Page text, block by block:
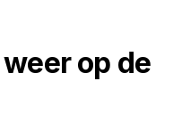
op de